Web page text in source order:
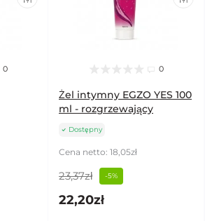
0 0
Żel intymny EGZO YES 100
ml - rozgrzewający
Dostępny
Cena netto: 18,05zł
23,37zł -5%
22,20zł